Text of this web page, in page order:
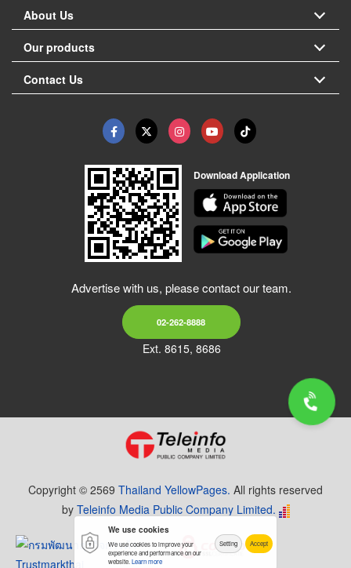
About Us
Our products
Contact Us
Download Application
Advertise with us, please contact our team.
02-262-8888
Ext. 8615, 8686
Copyright © 2569 Thailand YellowPages. All rights reserved
by Teleinfo Media Public Company Limited.
We use cookies
We use cookies to improve your
experience and performance on our
website. Learn more
Setting Accept